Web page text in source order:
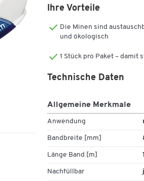
Ihre Vorteile
Die Minen sind
und ökologisch
1 Stück pro Paket – damit
Technische Daten
Allgemeine Merkmale
Anwendung
Bandbreite [mm]
Länge Band [m]
Nachfüllbar